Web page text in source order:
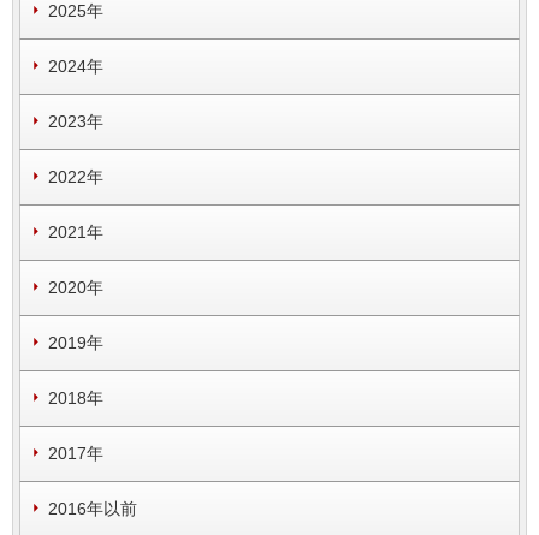
2025年
2024年
2023年
2022年
2021年
2020年
2019年
2018年
2017年
2016年以前